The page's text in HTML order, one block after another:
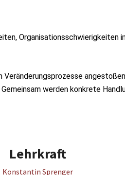
werden konkrete
Lehrkraft
Konstantin Sprenger